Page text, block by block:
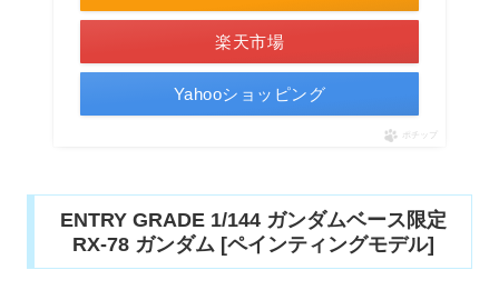
楽天市場
Yahooショッピング
ポチップ
ENTRY GRADE 1/144 ガンダムベース限定
RX-78 ガンダム [ペインティングモデル]